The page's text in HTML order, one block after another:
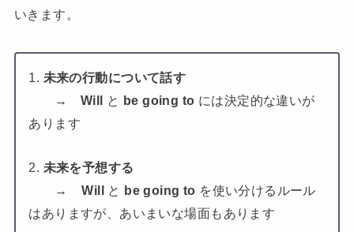
いきます。
1. 未来の行動について話す
→Will と be going to には決定的な違いが
あります
2. 未来を予想する
→Willと be going to を使い分けるルール
はありますが、あいまいな場面もあります